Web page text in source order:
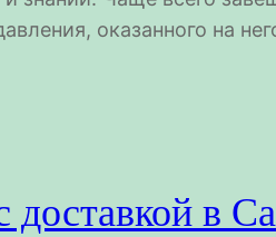
оказанного на
доставкой в